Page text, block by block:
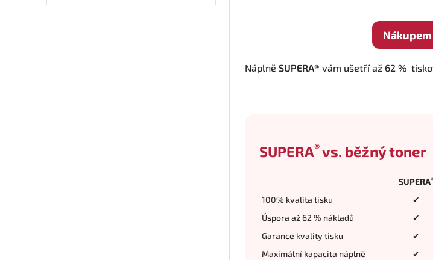
Náplně SUPERA® vám ušetří až 62 %
SUPERA®vs. běžný toner
SUPERA®
100% kvalita tisku
✔
Úspora až 62 % nákladů
✔
Garance kvality tisku
✔
Maximální kapacita náplně
✔